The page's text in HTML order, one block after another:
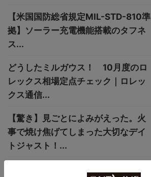
【米国国防総省規定MIL-STD-810準
拠】ソーラー充電機能搭載のタフネ
ス...
どうしたミルガウス！ 10月度のロ
レックス相場定点チェック｜ロレッ
クス通信...
【驚き】見ごとによみがえった。火
事で焼け焦げてしまった大切なデイ
トジャスト！...